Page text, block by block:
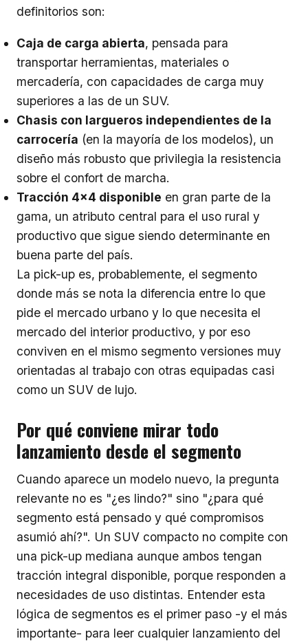
definitorios son:
Caja de carga abierta, pensada para
transportar herramientas, materiales o
mercadería, con capacidades de carga muy
superiores a las de un SUV.
Chasis con largueros independientes de la
carrocería (en la mayoría de los modelos), un
diseño más robusto que privilegia la resistencia
sobre el confort de marcha.
Tracción 4x4 disponible en gran parte de la
gama, un atributo central para el uso rural y
productivo que sigue siendo determinante en
buena parte del país.
La pick-up es, probablemente, el segmento
donde más se nota la diferencia entre lo que
pide el mercado urbano y lo que necesita el
mercado del interior productivo, y por eso
conviven en el mismo segmento versiones muy
orientadas al trabajo con otras equipadas casi
como un SUV de lujo.
Por qué conviene mirar todo
lanzamiento desde el segmento
Cuando aparece un modelo nuevo, la pregunta
relevante no es "¿es lindo?" sino "¿para qué
segmento está pensado y qué compromisos
asumió ahí?". Un SUV compacto no compite con
una pick-up mediana aunque ambos tengan
tracción integral disponible, porque responden a
necesidades de uso distintas. Entender esta
lógica de segmentos es el primer paso -y el más
importante- para leer cualquier lanzamiento del